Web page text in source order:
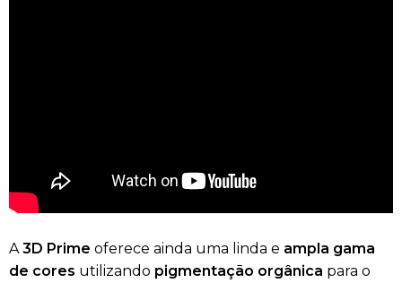
A 3D Prime oferece ainda uma linda e ampla gama
de cores utilizando pigmentação orgânica para o